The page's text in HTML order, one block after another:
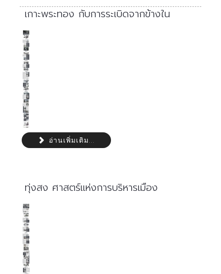
เกาะพระทอง กับการระเบิดจากข้างใน
อ่านเพิ่มเติม...
ทุ่งสง ศาสตร์แห่งการบริหารเมือง